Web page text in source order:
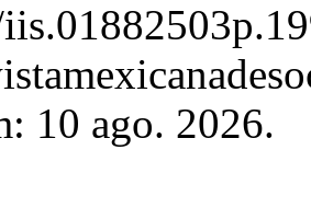
10 ago. 2026.